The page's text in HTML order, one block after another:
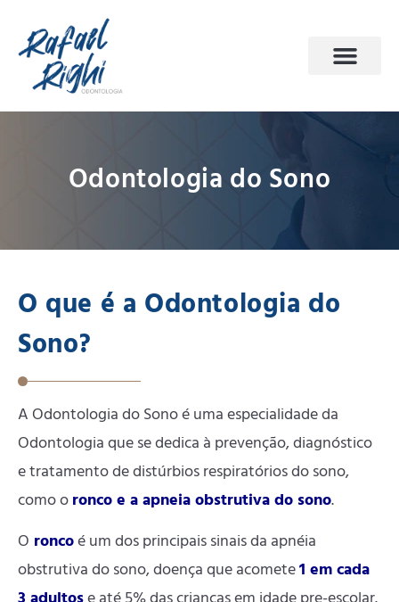
Odontologia do Sono
O que é a Odontologia do
Sono?
A Odontologia do Sono é uma especialidade da
Odontologia que se dedica à prevenção, diagnóstico
e tratamento de distúrbios respiratórios do sono,
como oronco e a apneia obstrutiva do sono.
O roncoé um dos principais sinais da apnéia
obstrutiva do sono, doença que acomete1 em cada